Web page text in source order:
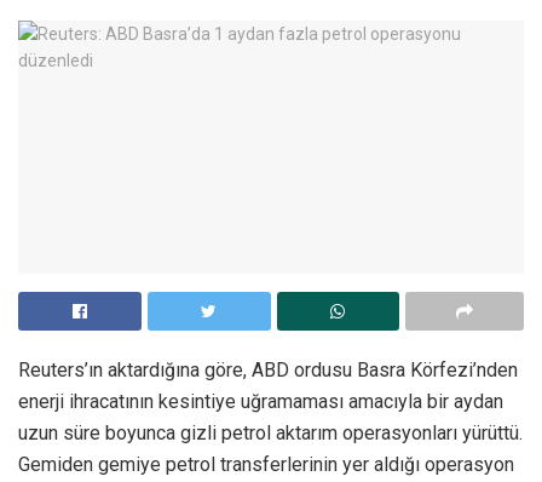
Reuters’ın aktardığına göre, ABD ordusu Basra Körfezi’nden
enerji ihracatının kesintiye uğramaması amacıyla bir aydan
uzun süre boyunca gizli petrol aktarım operasyonları yürüttü.
Gemiden gemiye petrol transferlerinin yer aldığı operasyon